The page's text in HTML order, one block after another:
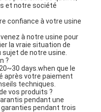
et notre société
confiance à votre usine
à notre usine pour
la vraie situation de
de notre usine.
?
days.when que le
après votre paiement
techniques.
vos produits ?
pendant une
pendant trois